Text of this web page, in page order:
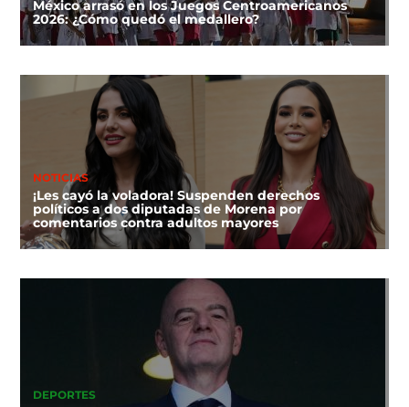
México arrasó en los Juegos Centroamericanos
2026: ¿Cómo quedó el medallero?
NOTICIAS
¡Les cayó la voladora! Suspenden derechos
políticos a dos diputadas de Morena por
comentarios contra adultos mayores
DEPORTES